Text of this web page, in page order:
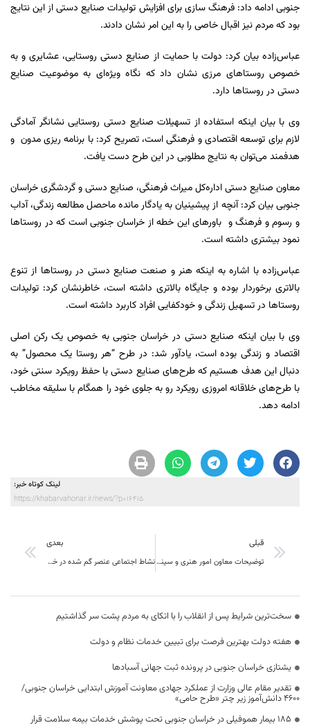
جنوبی ادامه داد: فرهنگ سازی برای افزایش تولیدات صنایع دستی از این نتایج
بود که مردم نیز اقبال خاصی را به این امر نشان دادند.
عباس‌زاده بیان کرد: دولت با حمایت از صنایع دستی روستایی، عشایری و به
خصوص روستاهای مرزی نشان داد که نگاه ویژه‌ای به موضوعیت صنایع
دستی در روستاها دارد.
وی با بیان اینکه استفاده از تسهیلات صنایع دستی روستایی نشانگر آمادگی
لازم برای توسعه اقتصادی و فرهنگی است، تصریح کرد: با برنامه ریزی مدون و
هدفمند می‌توان به نتایج مطلوبی در این طرح دست یافت.
معاون صنایع دستی اداره‌کل میراث فرهنگی، صنایع دستی و گردشگری خراسان‌
جنوبی بیان کرد: آنچه از پیشینیان به یادگار مانده ماحصل مطالعه زندگی، آداب
و رسوم و فرهنگ و باورهای این خطه از خراسان جنوبی است که در روستاها
نمود بیشتری داشته است.
عباس‌زاده با اشاره به اینکه هنر و صنعت صنایع دستی در روستاها از تنوع
بالاتری برخوردار بوده و جایگاه بالاتری داشته است، خاطرنشان کرد: تولیدات
روستاها در تسهیل زندگی و خودکفایی افراد کاربرد داشته است.
وی با بیان اینکه صنایع دستی در خراسان جنوبی به خصوص یک رکن اصلی
اقتصاد و زندگی بوده است، یادآور شد: در طرح “هر روستا یک محصول” به
دنبال این هدف هستیم که طرح‌های صنایع دستی با حفظ رویکرد سنتی خود،
با طرح‌های خلاقانه امروزی رویکرد رو به جلوی خود را همگام با سلیقه مخاطب
ادامه دهد.
لینک کوتاه خبر:
https://khabarvahonar.ir/news/?p=16415
قبلی
توضیحات معاون امور هنری و سینمایی فرهنگ و ارشاد اسلامی خراسان جنوبی پیرامون جشن “جوان”
بعدی
نشاط اجتماعی عنصر گم شده در خراسان جنوبی
سخت‌ترین شرایط پس از انقلاب را با اتکای به مردم پشت سر گذاشتیم
هفته دولت بهترین فرصت برای تبیین خدمات نظام و دولت
یشتازی خراسان جنوبی در پرونده ثبت جهانی آسبادها
تقدیر مقام عالی وزارت از عملکرد جهادی معاونت آموزش ابتدایی خراسان جنوبی/
۴۶۰۰ دانش‌آموز زیر چتر «طرح حامی»
۱۸۵ بیمار هموفیلی در خراسان جنوبی تحت پوشش خدمات بیمه سلامت قرار